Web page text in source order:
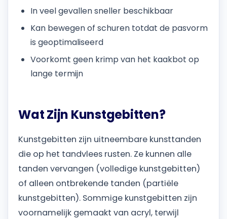
In veel gevallen sneller beschikbaar
Kan bewegen of schuren totdat de pasvorm
is geoptimaliseerd
Voorkomt geen krimp van het kaakbot op
lange termijn
Wat Zijn Kunstgebitten?
Kunstgebitten zijn uitneembare kunsttanden
die op het tandvlees rusten. Ze kunnen alle
tanden vervangen (volledige kunstgebitten)
of alleen ontbrekende tanden (partiële
kunstgebitten). Sommige kunstgebitten zijn
voornamelijk gemaakt van acryl, terwijl